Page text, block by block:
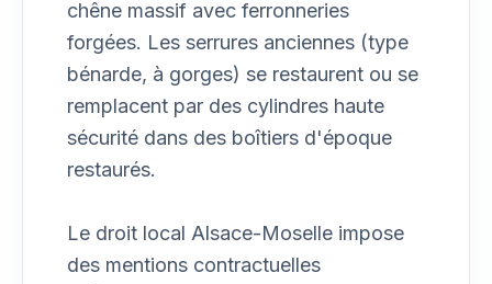
chêne massif avec ferronneries
forgées. Les serrures anciennes (type
bénarde, à gorges) se restaurent ou se
remplacent par des cylindres haute
sécurité dans des boîtiers d'époque
restaurés.
Le droit local Alsace-Moselle impose
des mentions contractuelles